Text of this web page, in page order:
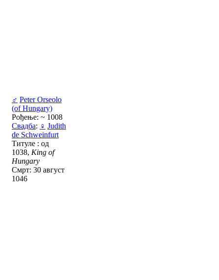
♂ Peter Orseolo
(of Hungary)
Рођење: ~ 1008
Свадба: ♀ Judith
de Schweinfurt
Титуле : од
1038, King of
Hungary
Смрт: 30 август
1046